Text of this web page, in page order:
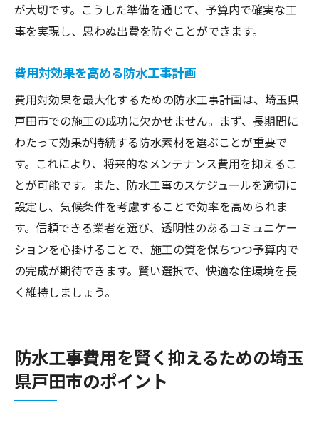
が大切です。こうした準備を通じて、予算内で確実な工
事を実現し、思わぬ出費を防ぐことができます。
費用対効果を高める防水工事計画
費用対効果を最大化するための防水工事計画は、埼玉県
戸田市での施工の成功に欠かせません。まず、長期間に
わたって効果が持続する防水素材を選ぶことが重要で
す。これにより、将来的なメンテナンス費用を抑えるこ
とが可能です。また、防水工事のスケジュールを適切に
設定し、気候条件を考慮することで効率を高められま
す。信頼できる業者を選び、透明性のあるコミュニケー
ションを心掛けることで、施工の質を保ちつつ予算内で
の完成が期待できます。賢い選択で、快適な住環境を長
く維持しましょう。
防水工事費用を賢く抑えるための埼玉
県戸田市のポイント